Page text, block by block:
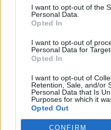
I want to opt-out of the
Personal Data.
Opted In
I want to opt-out of
Personal Data for
Opted In
I want to opt-out of
Retention, Sale, and/or
Personal Data that Is
Purposes for which it
Opted Out
CONFIRM
05 sierpnia 2026 | 20:38
Kard. Kikuchi z okazji
05 sierpnia 2026 | 20:00
Kard. Makrickas w święto
05 sierpnia 2026 | 19:23
Coraz więcej ataków na
problem przez lata był
Popularne